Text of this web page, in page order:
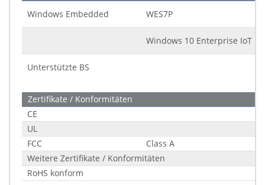
Windows Embedded
WES7P
Windows 10 Enterprise IoT
Unterstützte BS
Zertifikate / Konformitäten
CE
UL
FCC
Class A
Weitere Zertifikate / Konformitäten
RoHS konform